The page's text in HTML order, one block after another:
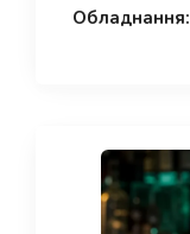
Обладнання: